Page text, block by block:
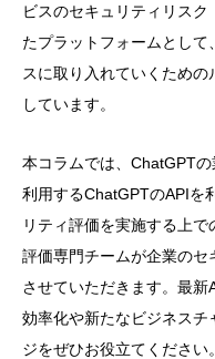
ビスのセキュリティリス
たプラットフォームとし
スに取り入れていくため
しています。
本コラムでは、ChatGPT
利用するChatGPTのAPIを
リティ評価を実施する上
評価専門チームが企業のセ
させていただきます。最
効率化や新たなビジネスチ
ジをぜひお役立てください。